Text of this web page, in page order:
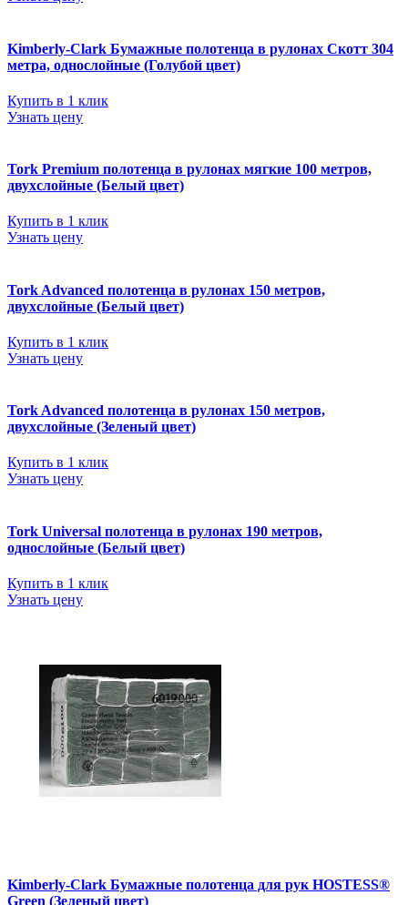
Kimberly-Clark Бумажные полотенца в рулонах Скотт 304
метра, однослойные (Голубой цвет)
Купить в 1 клик
Узнать цену
Tork Premium полотенца в рулонах мягкие 100 метров,
двухслойные (Белый цвет)
Купить в 1 клик
Узнать цену
Tork Advanced полотенца в рулонах 150 метров,
двухслойные (Белый цвет)
Купить в 1 клик
Узнать цену
Tork Advanced полотенца в рулонах 150 метров,
двухслойные (Зеленый цвет)
Купить в 1 клик
Узнать цену
Tork Universal полотенца в рулонах 190 метров,
однослойные (Белый цвет)
Купить в 1 клик
Узнать цену
Kimberly-Clark Бумажные полотенца для рук HOSTESS®
Green (Зеленый цвет)